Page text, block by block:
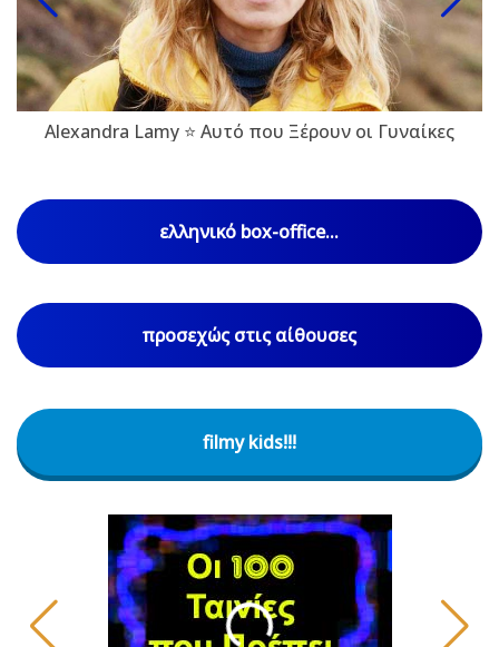
Alexandra Lamy ⭐ Αυτό που Ξέρουν οι Γυναίκες
ελληνικό box-office...
προσεχώς στις αίθουσες
filmy kids!!!